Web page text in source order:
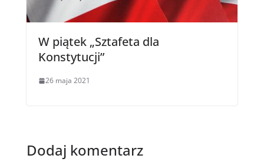
W piątek „Sztafeta dla
Konstytucji”
26 maja 2021
Dodaj komentarz